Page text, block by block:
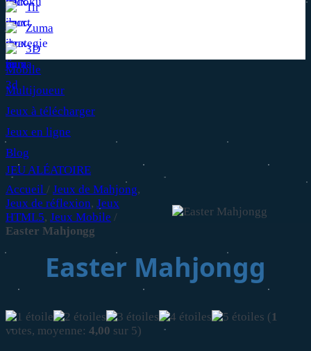
Tir
Zuma
3D
Mobile
Multijoueur
Jeux à télécharger
Jeux en ligne
Blog
JEU ALÉATOIRE
Accueil / Jeux de Mahjong,
Jeux de réflexion, Jeux
HTML5, Jeux Mobile /
Easter Mahjongg
Easter Mahjongg
(1
votes, moyenne: 4,00 sur 5)